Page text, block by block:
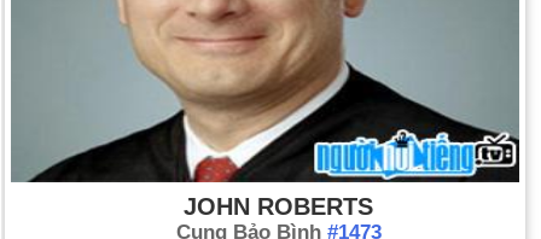
JOHN ROBERTS
Cung Bảo Bình #1473